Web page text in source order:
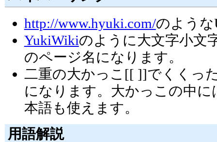
http://www.hyuki.com/のよう
YukiWikiのように大文字小文
のページ名になります。
二重の大かっこ[[ ]]でくくっ
になります。大かっこの中
本語も使えます。
用語解説